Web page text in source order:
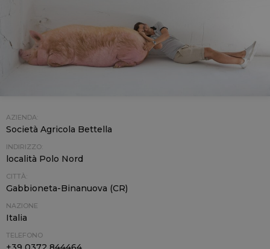
AZIENDA:
Società Agricola Bettella
INDIRIZZO:
località Polo Nord
CITTÀ:
Gabbioneta-Binanuova (CR)
NAZIONE
Italia
TELEFONO